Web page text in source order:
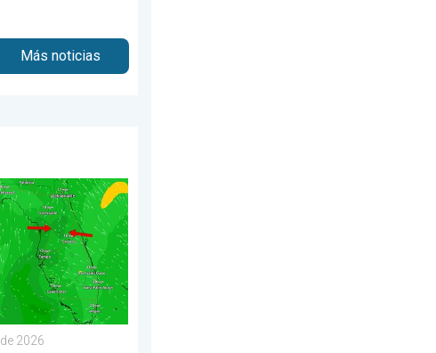
Más noticias
pronto. Sureste de EE. UU.. . . viernes, 24 de julio de 2026
de hoy. Típico de Florida. . . miércoles, 5 de agosto de 2026
2026